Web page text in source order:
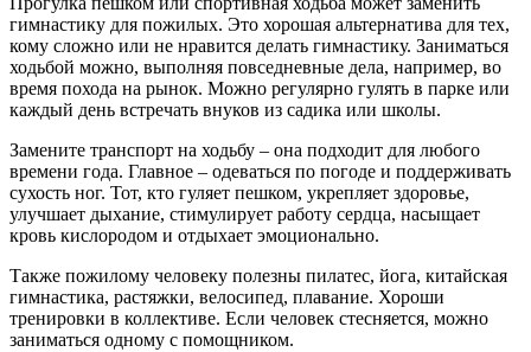
гимнастику для пожилых. Это хорошая альтернатива для тех,
кому сложно или не нравится делать гимнастику. Заниматься
ходьбой можно, выполняя повседневные дела, например, во
время похода на рынок. Можно регулярно гулять в парке или
каждый день встречать внуков из садика или школы.
Замените транспорт на ходьбу – она подходит для любого
времени года. Главное – одеваться по погоде и поддерживать
сухость ног. Тот, кто гуляет пешком, укрепляет здоровье,
улучшает дыхание, стимулирует работу сердца, насыщает
кровь кислородом и отдыхает эмоционально.
Также пожилому человеку полезны пилатес, йога, китайская
гимнастика, растяжки, велосипед, плавание. Хороши
тренировки в коллективе. Если человек стесняется, можно
заниматься одному с помощником.